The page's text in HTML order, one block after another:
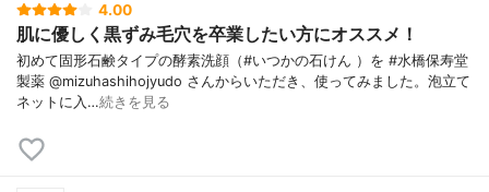
4.00
肌に優しく黒ずみ毛穴を卒業したい方にオススメ！
初めて固形石鹸タイプの酵素洗顔（#いつかの石けん ）を #水橋保寿堂
製薬 @mizuhashihojyudo さんからいただき、使ってみました。泡立て
ネットに入…続きを見る